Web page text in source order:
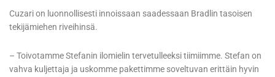
Cuzari on luonnollisesti innoissaan saadessaan Bradlin tasoisen
tekijämiehen riveihinsä.
– Toivotamme Stefanin ilomielin tervetulleeksi tiimiimme. Stefan on
vahva kuljettaja ja uskomme pakettimme soveltuvan erittäin hyvin